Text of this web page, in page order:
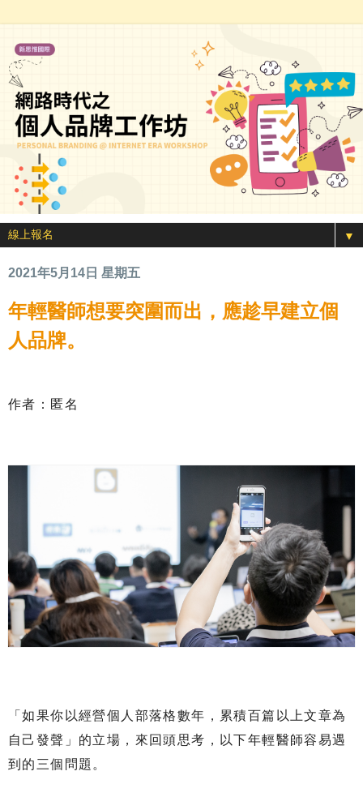
▼
2021年5月14日 星期五
年輕醫師想要突圍而出，應趁早建立個
人品牌。
作者：匿名
「如果你以經營個人部落格數年，累積百篇以上文章為
自己發聲」的立場，來回頭思考，以下年輕醫師容易遇
到的三個問題。